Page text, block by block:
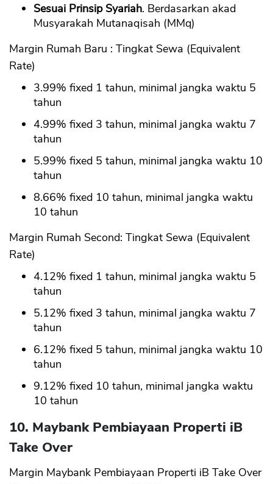
Sesuai Prinsip Syariah. Berdasarkan akad
Musyarakah Mutanaqisah (MMq)
Margin Rumah Baru : Tingkat Sewa (Equivalent
Rate)
3.99% fixed 1 tahun, minimal jangka waktu 5
tahun
4.99% fixed 3 tahun, minimal jangka waktu 7
tahun
5.99% fixed 5 tahun, minimal jangka waktu 10
tahun
8.66% fixed 10 tahun, minimal jangka waktu
10 tahun
Margin Rumah Second: Tingkat Sewa (Equivalent
Rate)
4.12% fixed 1 tahun, minimal jangka waktu 5
tahun
5.12% fixed 3 tahun, minimal jangka waktu 7
tahun
6.12% fixed 5 tahun, minimal jangka waktu 10
tahun
9.12% fixed 10 tahun, minimal jangka waktu
10 tahun
10. Maybank Pembiayaan Properti iB
Take Over
Margin Maybank Pembiayaan Properti iB Take Over